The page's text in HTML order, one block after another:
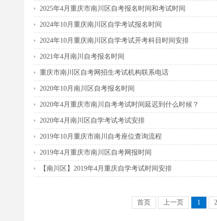
2025年4月重庆市南川区自考报名时间和考试时间
2024年10月重庆南川区自学考试报名时间
2024年10月重庆南川区自学考试开考科目时间安排
2021年4月南川自考报名时间
重庆市南川区自考网招生考试机构联系电话
2020年10月南川区自考报名时间
2020年4月重庆市南川自考考试时间延迟到什么时候？
2020年4月南川区自学考试考试安排
2019年10月重庆市南川自考座位查询流程
2019年4月重庆市南川区自考网报时间
【南川区】2019年4月重庆自学考试时间安排
首页 上一页 1 2